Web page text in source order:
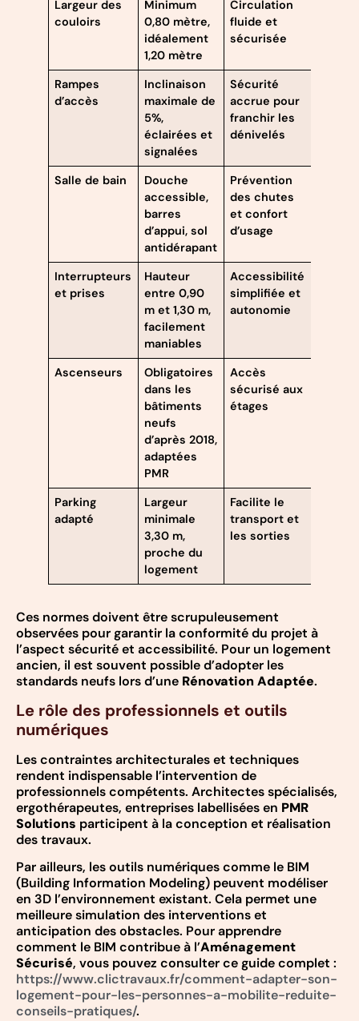
Largeur des
couloirs
Minimum
0,80 mètre,
idéalement
1,20 mètre
Circulation
fluide et
sécurisée
Rampes
d’accès
Inclinaison
maximale de
5%,
éclairées et
signalées
Sécurité
accrue pour
franchir les
dénivelés
Salle de bain
Douche
accessible,
barres
d’appui, sol
antidérapant
Prévention
des chutes
et confort
d’usage
Interrupteurs
et prises
Hauteur
entre 0,90
m et 1,30 m,
facilement
maniables
Accessibilité
simplifiée et
autonomie
Ascenseurs
Obligatoires
dans les
bâtiments
neufs
d’après 2018,
adaptées
PMR
Accès
sécurisé aux
étages
Parking
adapté
Largeur
minimale
3,30 m,
proche du
logement
Facilite le
transport et
les sorties
Ces normes doivent être scrupuleusement
observées pour garantir la conformité du projet à
l’aspect sécurité et accessibilité. Pour un logement
ancien, il est souvent possible d’adopter les
standards neufs lors d’une Rénovation Adaptée.
Le rôle des professionnels et outils
numériques
Les contraintes architecturales et techniques
rendent indispensable l’intervention de
professionnels compétents. Architectes spécialisés,
ergothérapeutes, entreprises labellisées en PMR
Solutions participent à la conception et réalisation
des travaux.
Par ailleurs, les outils numériques comme le BIM
(Building Information Modeling) peuvent modéliser
en 3D l’environnement existant. Cela permet une
meilleure simulation des interventions et
anticipation des obstacles. Pour apprendre
comment le BIM contribue à l’Aménagement
Sécurisé, vous pouvez consulter ce guide complet :
https://www.clictravaux.fr/comment-adapter-son-
logement-pour-les-personnes-a-mobilite-reduite-
conseils-pratiques/.